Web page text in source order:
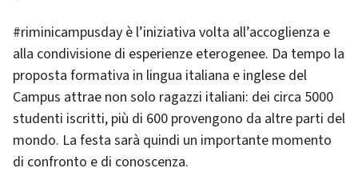
#riminicampusday è l’iniziativa volta all’accoglienza e
alla condivisione di esperienze eterogenee. Da tempo la
proposta formativa in lingua italiana e inglese del
Campus attrae non solo ragazzi italiani: dei circa 5000
studenti iscritti, più di 600 provengono da altre parti del
mondo. La festa sarà quindi un importante momento
di confronto e di conoscenza.